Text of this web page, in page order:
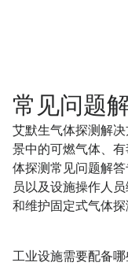
常见问题
艾默生气体探测解
景中的可燃气体、
体探测常见问题解
员以及设施操作人
和维护固定式气体探
工业设施需要配备